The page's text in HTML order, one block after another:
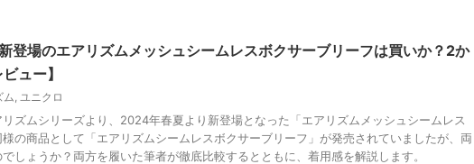
登場のエアリズムメッシュシームレスボクサーブリーフは買いか？2か
ュー】
ム ユニクロ
ズムシリーズより、2024年春夏より新登場となった「エアリズムメッシュシームレス
の商品として「エアリズムシームレスボクサーブリーフ」が発売されていましたが、両
しょうか？両方を履いた筆者が徹底比較するとともに、着用感を解説します。